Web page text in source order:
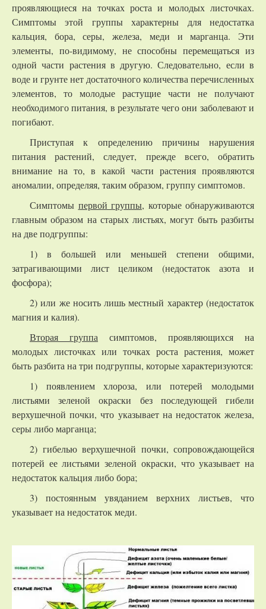
проявляющиеся на точках роста и молодых листочках.
Симптомы этой группы характерны для недостатка
кальция, бора, серы, железа, меди и марганца. Эти
элементы, по-видимому, не способны перемещаться из
одной части растения в другую. Следовательно, если в
воде и грунте нет достаточного количества перечисленных
элементов, то молодые растущие части не получают
необходимого питания, в результате чего они заболевают и
погибают.
Приступая к определению причины нарушения
питания растений, следует, прежде всего, обратить
внимание на то, в какой части растения проявляются
аномалии, определяя, таким образом, группу симптомов.
Симптомы первой группы, которые обнаруживаются
главным образом на старых листьях, могут быть разбиты
на две подгруппы:
1) в большей или меньшей степени общими,
затрагивающими лист целиком (недостаток азота и
фосфора);
2) или же носить лишь местный характер (недостаток
магния и калия).
Вторая группа симптомов, проявляющихся на
молодых листочках или точках роста растения, может
быть разбита на три подгруппы, которые характеризуются:
1) появлением хлороза, или потерей молодыми
листьями зеленой окраски без последующей гибели
верхушечной почки, что указывает на недостаток железа,
серы либо марганца;
2) гибелью верхушечной почки, сопровождающейся
потерей ее листьями зеленой окраски, что указывает на
недостаток кальция либо бора;
3) постоянным увяданием верхних листьев, что
указывает на недостаток меди.